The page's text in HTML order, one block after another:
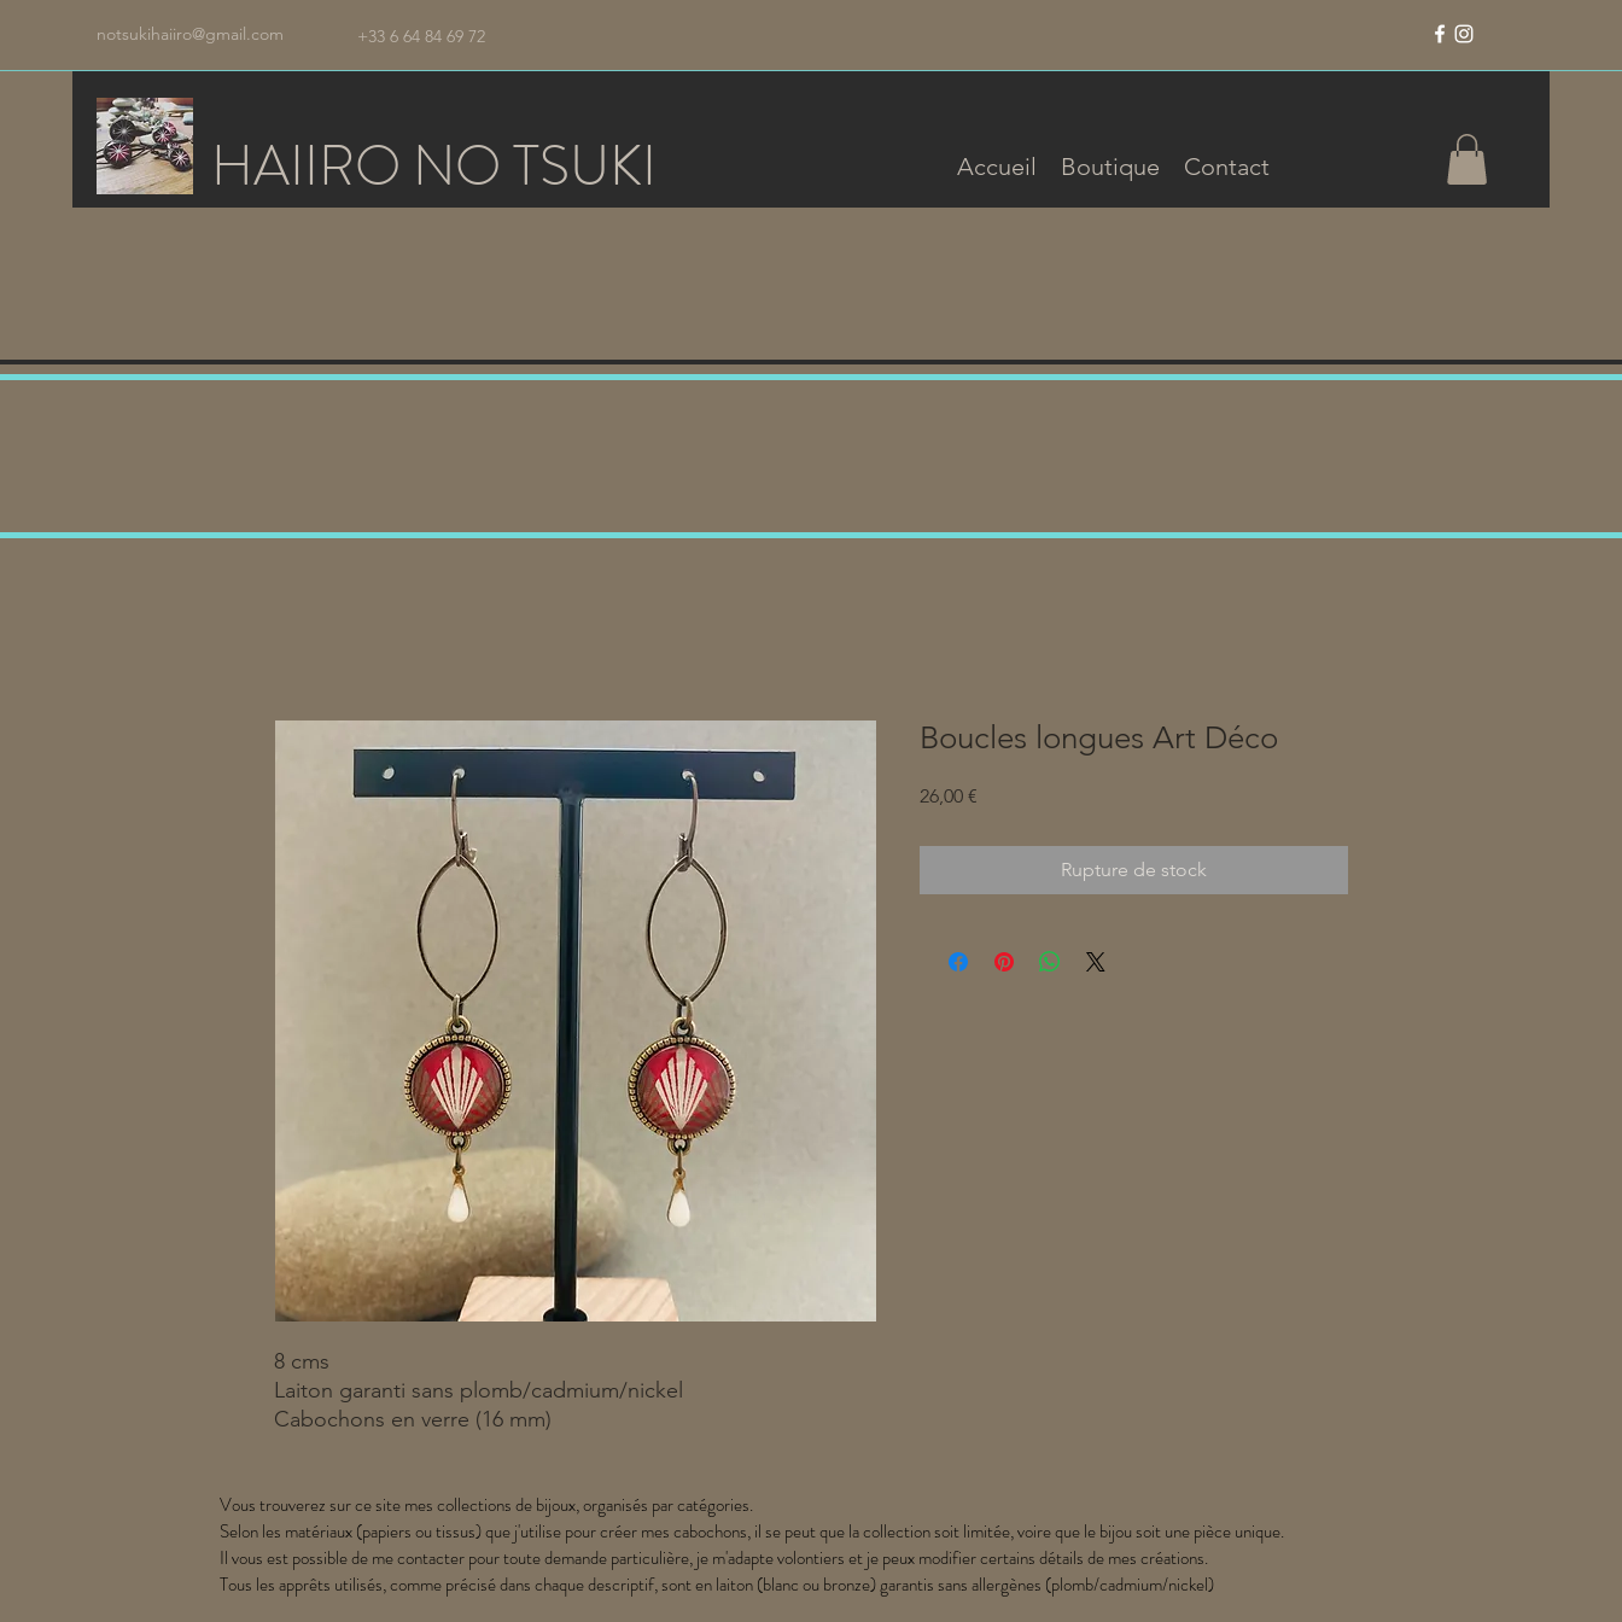
notsukihaiiro@gmail.com +33 6 64 84 69 72
HAIIRO NO TSUKI Accueil Boutique Contact
8 cms
Laiton garanti sans plomb/cadmium/nickel
Cabochons en verre (16 mm)
Boucles longues Art Déco
26,00 €
Rupture de stock
Vous trouverez sur ce site mes collections de bijoux, organisés par catégories.
Selon les matériaux (papiers ou tissus) que j'utilise pour créer mes cabochons, il se peut que la collection soit limitée, voire que le bijou soit une pièce unique.
Il vous est possible de me contacter pour toute demande particulière, je m'adapte volontiers et je peux modifier certains détails de mes créations.
Tous les apprêts utilisés, comme précisé dans chaque descriptif, sont en laiton (blanc ou bronze) garantis sans allergènes (plomb/cadmium/nickel)